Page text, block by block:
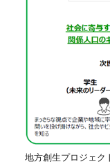
地方創生プロジェク